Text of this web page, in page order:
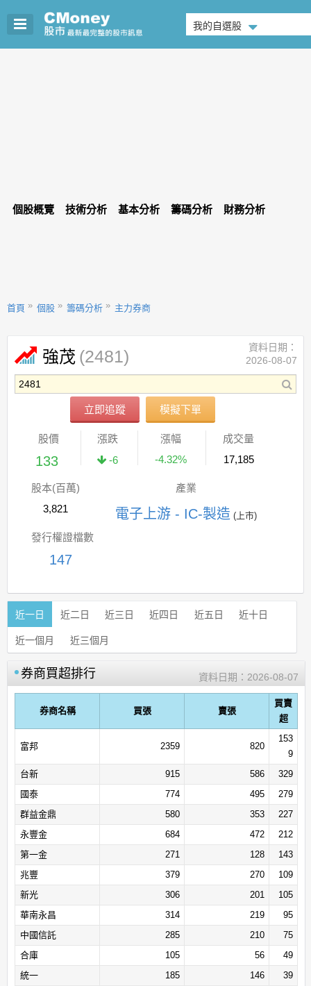
我的自選股
個股概覽 技術分析 基本分析 籌碼分析 財務分析
首頁 個股 籌碼分析 主力券商
強茂 (2481)
立即追蹤 模擬下單
資料日期：
2026-08-07
股價
133
漲跌
-6
漲幅
-4.32%
成交量
17,185
股本(百萬)
3,821
產業
電子上游 - IC-製造 (上市)
發行權證檔數
147
近一日 近二日 近三日 近四日 近五日 近十日
近一個月 近三個月
券商買超排行 資料日期： 2026-08-07
券商名稱 買張 賣張
買賣
超
富邦 2359 820
153
9
台新
915 586
329
國泰
774 495
279
群益金鼎
580 353
227
永豐金
684 472
212
第一金
271 128
143
兆豐
379 270
109
新光
306 201
105
華南永昌
314 219
95
中國信託
285 210
75
合庫
105 56
49
統一
185 146
39